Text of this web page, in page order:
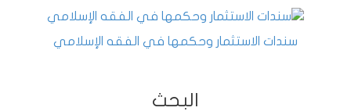
سندات الاستثمار وحكمها في الفقه الإسلامي
البحث